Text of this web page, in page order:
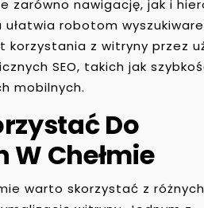
zarówno nawigację, jak i
robotom
z witryny przez
SEO, takich jak
mobilnych.
Do
Chełmie
warto skorzystać z